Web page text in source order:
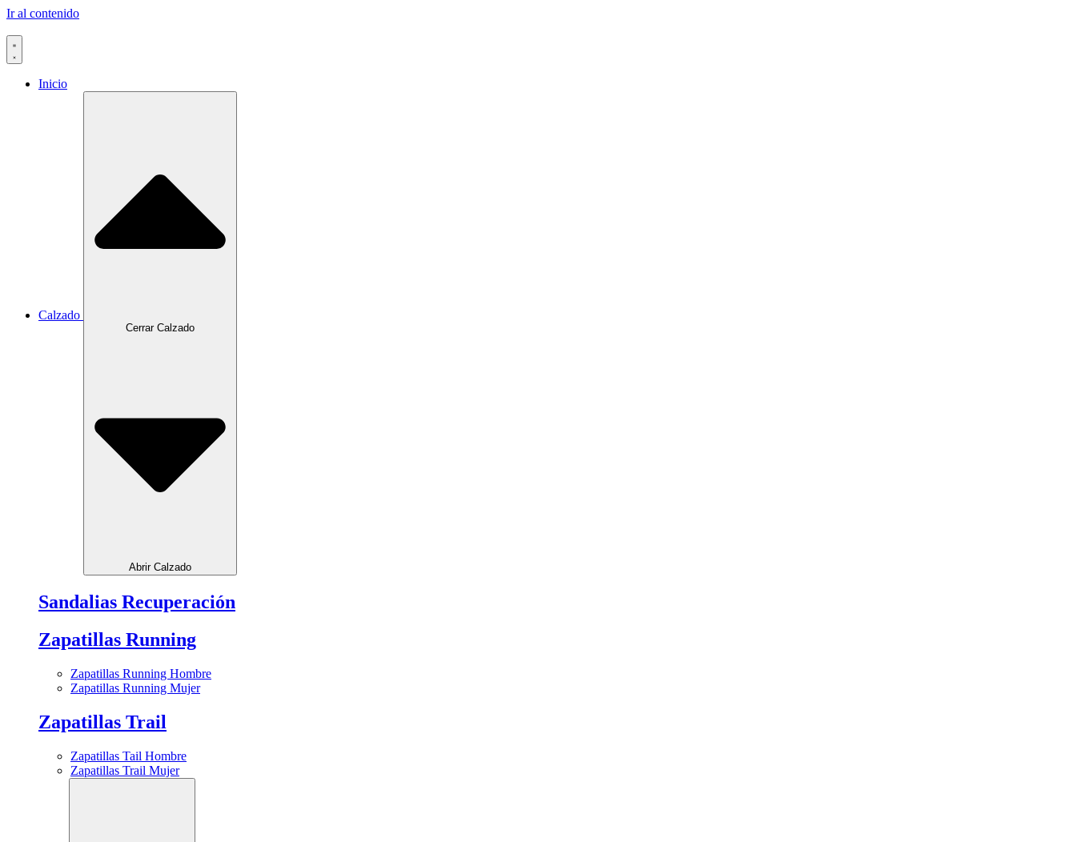
Ir al contenido
Inicio
Calzado
Cerrar Calzado
Abrir Calzado
Sandalias Recuperación
Zapatillas Running
Zapatillas Running Hombre
Zapatillas Running Mujer
Zapatillas Trail
Zapatillas Tail Hombre
Zapatillas Trail Mujer